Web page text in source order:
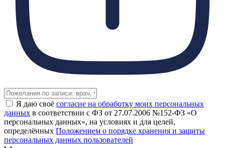
Я даю своё согласие на обработку моих персональных
данных в соответствии с ФЗ от 27.07.2006 №152-ФЗ «О
персональных данных», на условиях и для целей,
определённых Положением о порядке хранения и защиты
персональных данных пользователей